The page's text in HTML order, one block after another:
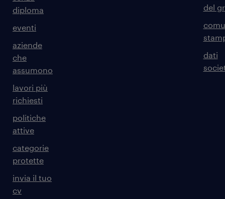
diploma
eventi
aziende
che
assumono
lavori più
richiesti
politiche
attive
categorie
protette
invia il tuo
cv
del
dati